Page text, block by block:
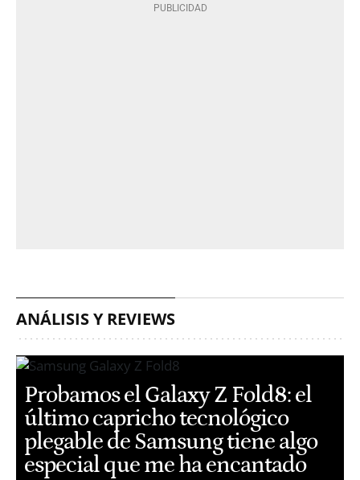
ANÁLISIS Y REVIEWS
Probamos el Galaxy Z Fold8: el
último capricho tecnológico
plegable de Samsung tiene algo
especial que me ha encantado